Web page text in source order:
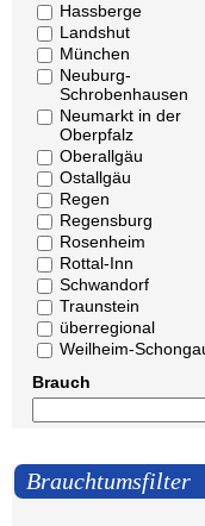
Hassberge
Landshut
München
Neuburg-
Schrobenhausen
Neumarkt in der
Oberpfalz
Oberallgäu
Ostallgäu
Regen
Regensburg
Rosenheim
Rottal-Inn
Schwandorf
Traunstein
überregional
Weilheim-
Brauch
Brauchtumsfilter